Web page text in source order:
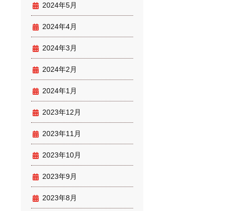
2024年5月
2024年4月
2024年3月
2024年2月
2024年1月
2023年12月
2023年11月
2023年10月
2023年9月
2023年8月